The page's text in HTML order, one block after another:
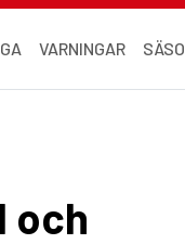
VARNINGAR
och